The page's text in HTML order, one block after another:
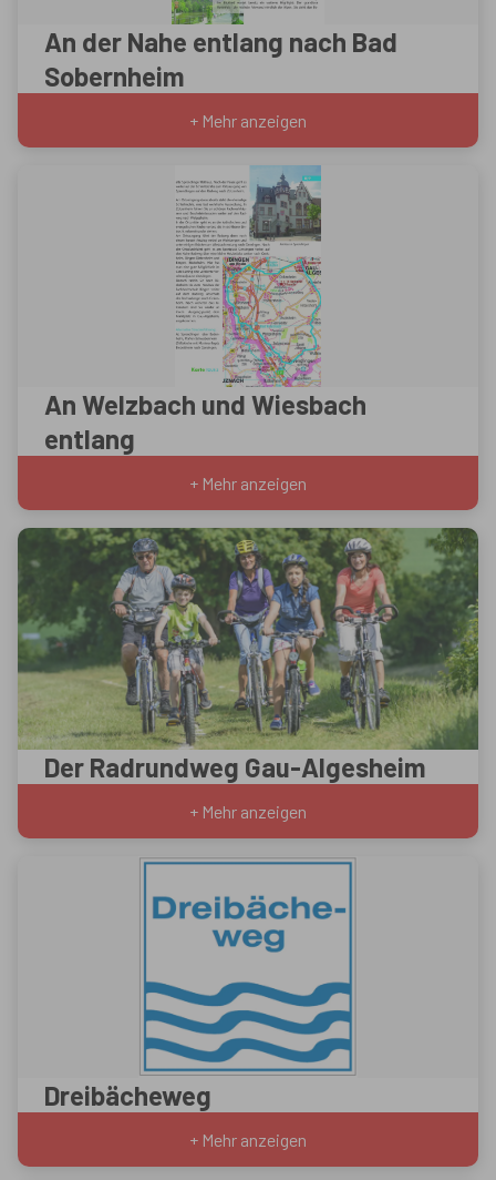
An der Nahe entlang nach Bad
Sobernheim
+ Mehr anzeigen
An Welzbach und Wiesbach
entlang
+ Mehr anzeigen
Der Radrundweg Gau-Algesheim
+ Mehr anzeigen
Dreibächeweg
+ Mehr anzeigen